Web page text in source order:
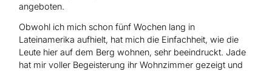
angeboten.
Obwohl ich mich schon fünf Wochen lang in
Lateinamerika aufhielt, hat mich die Einfachheit, wie die
Leute hier auf dem Berg wohnen, sehr beeindruckt. Jade
hat mir voller Begeisterung ihr Wohnzimmer gezeigt und